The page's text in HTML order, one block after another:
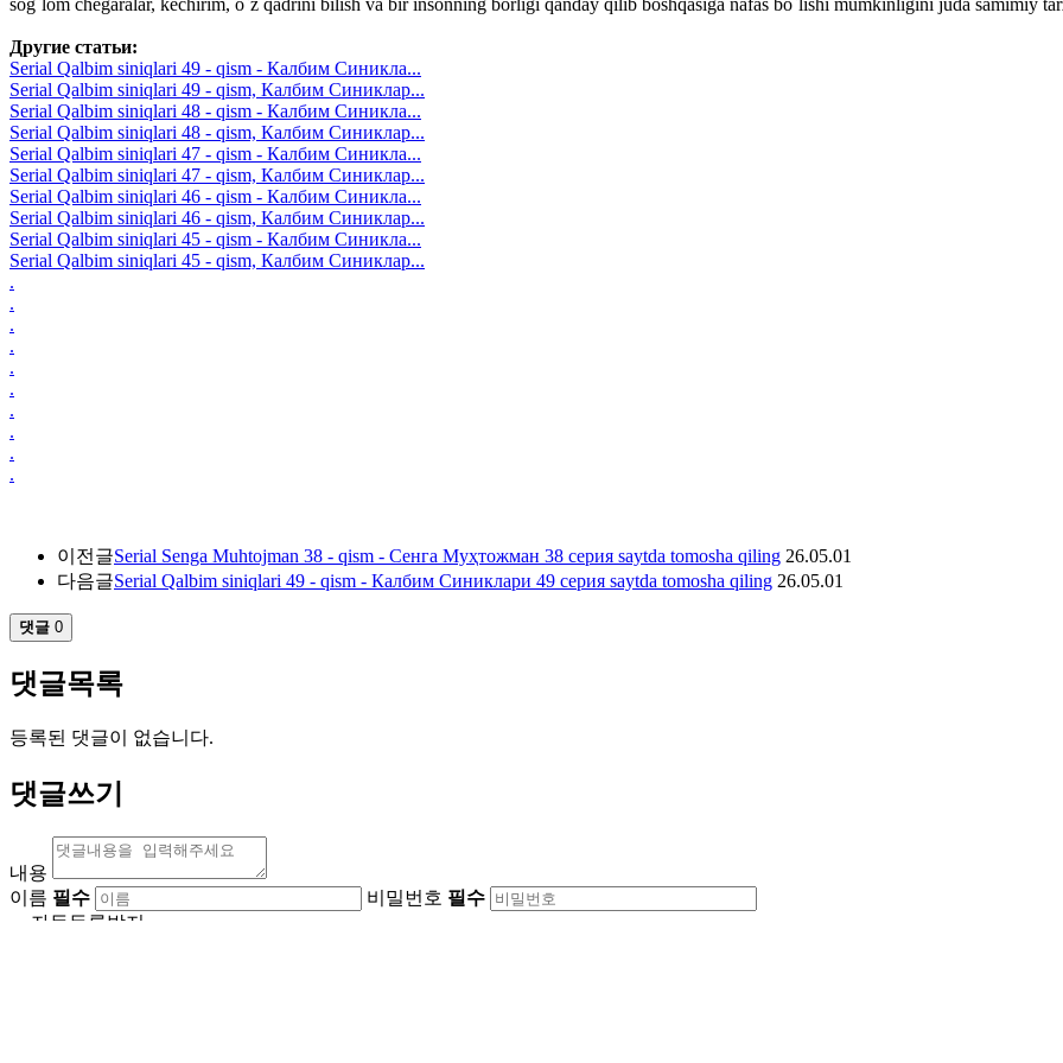
Другие статьи:
Serial Qalbim siniqlari 49 - qism - Калбим Синикла...
Serial Qalbim siniqlari 49 - qism, Калбим Синиклар...
Serial Qalbim siniqlari 48 - qism - Калбим Синикла...
Serial Qalbim siniqlari 48 - qism, Калбим Синиклар...
Serial Qalbim siniqlari 47 - qism - Калбим Синикла...
Serial Qalbim siniqlari 47 - qism, Калбим Синиклар...
Serial Qalbim siniqlari 46 - qism - Калбим Синикла...
Serial Qalbim siniqlari 46 - qism, Калбим Синиклар...
Serial Qalbim siniqlari 45 - qism - Калбим Синикла...
Serial Qalbim siniqlari 45 - qism, Калбим Синиклар...
.
.
.
.
.
.
.
.
.
.
이전글Serial Senga Muhtojman 38 - qism - Сенга Муҳтожман 38 серия saytda tomosha qiling 26.05.01
다음글Serial Qalbim siniqlari 49 - qism - Калбим Синиклари 49 серия saytda tomosha qiling 26.05.01
댓글 0
댓글목록
등록된 댓글이 없습니다.
댓글쓰기
내용
이름 필수 비밀번호 필수
자동등록방지